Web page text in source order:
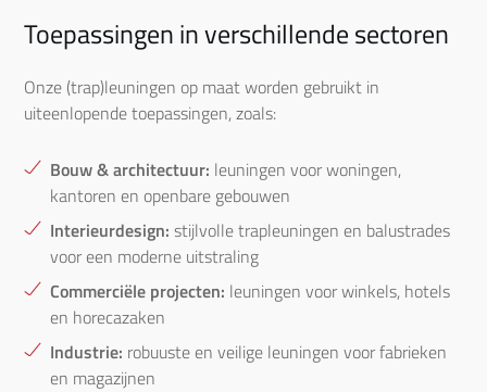
Toepassingen in verschillende sectoren
Onze (trap)leuningen op maat worden gebruikt in
uiteenlopende toepassingen, zoals:
Bouw & architectuur: leuningen voor woningen,
kantoren en openbare gebouwen
Interieurdesign:stijlvolle trapleuningen en balustrades
voor een moderne uitstraling
Commerciële projecten: leuningen voor winkels, hotels
en horecazaken
Industrie: robuuste en veilige leuningen voor fabrieken
en magazijnen